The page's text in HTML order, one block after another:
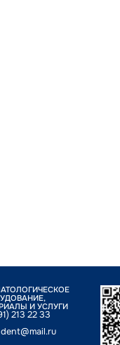
И УСЛУГИ
213 22 33